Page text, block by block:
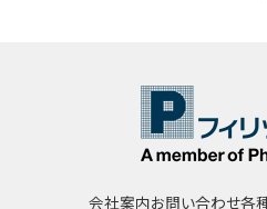
会社案内お問い合わせ各